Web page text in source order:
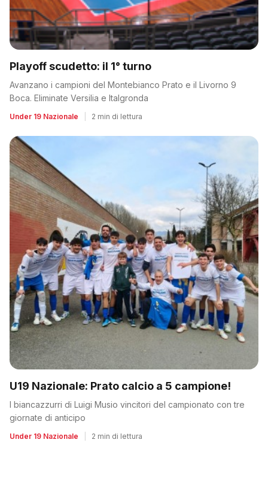
Playoff scudetto: il 1° turno
Avanzano i campioni del Montebianco Prato e il Livorno 9
Boca. Eliminate Versilia e Italgronda
Under 19 Nazionale 2 min di lettura
U19 Nazionale: Prato calcio a 5 campione!
I biancazzurri di Luigi Musio vincitori del campionato con tre
giornate di anticipo
Under 19 Nazionale 2 min di lettura